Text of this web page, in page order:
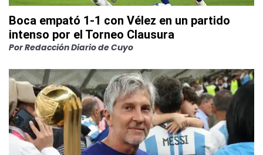
Boca empató 1-1 con Vélez en un partido
intenso por el Torneo Clausura
PorRedacción Diario de Cuyo